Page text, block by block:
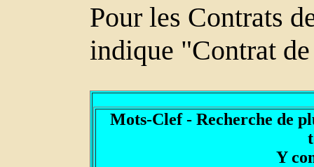
Pour les Contrats
indique "Contrat
Mots-Clef - Recherche de
Y